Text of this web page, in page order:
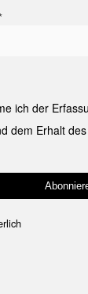
ich der
dem Erhalt